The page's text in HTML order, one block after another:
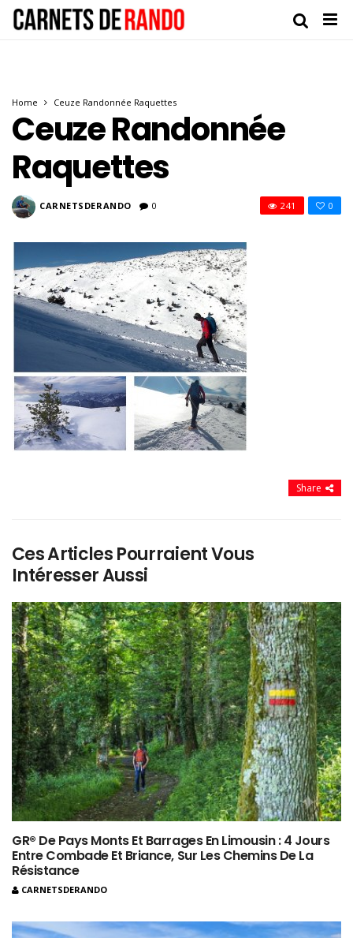
Home Ceuze Randonnée Raquettes
Ceuze Randonnée
Raquettes
CARNETSDERANDO 0 0
241
Share
Ces Articles Pourraient Vous
Intéresser Aussi
GR® De Pays Monts Et Barrages En Limousin : 4 Jours
Entre Combade Et Briance, Sur Les Chemins De La
Résistance
CARNETSDERANDO